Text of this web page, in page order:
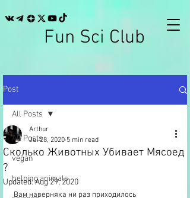
Fun Sci Club
Post
All Posts
vegan
helping animals
All Posts
Сколько Животных Убивает Мясоед
?
Arthur
Jul 28, 2020 5 min read
Updated:Aug 29, 2020
Вам наверняка ни раз приходилось